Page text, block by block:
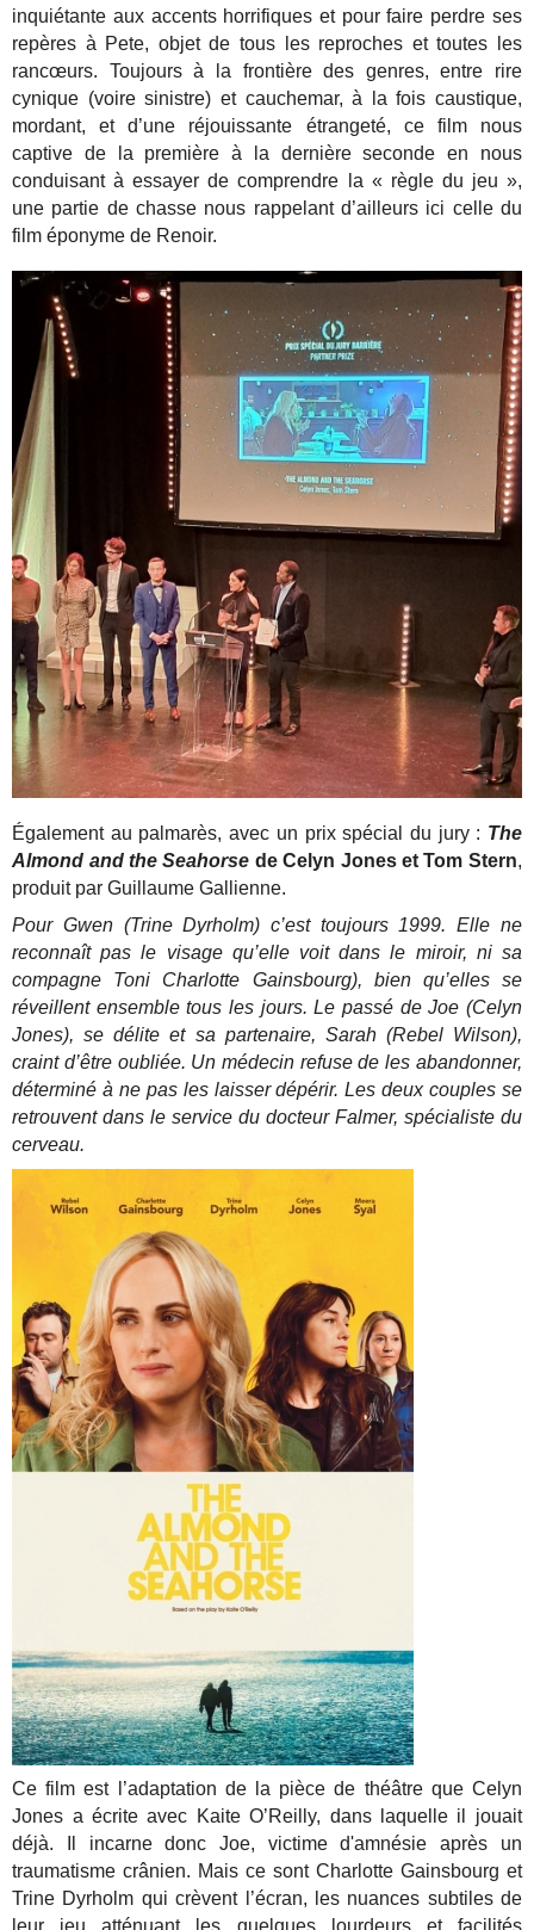
inquiétante aux accents horrifiques et pour faire perdre ses
repères à Pete, objet de tous les reproches et toutes les
rancœurs. Toujours à la frontière des genres, entre rire
cynique (voire sinistre) et cauchemar, à la fois caustique,
mordant, et d’une réjouissante étrangeté, ce film nous
captive de la première à la dernière seconde en nous
conduisant à essayer de comprendre la « règle du jeu »,
une partie de chasse nous rappelant d’ailleurs ici celle du
film éponyme de Renoir.
Également au palmarès, avec un prix spécial du jury : The
Almond and the Seahorse de Celyn Jones et Tom Stern,
produit par Guillaume Gallienne.
Pour Gwen (Trine Dyrholm) c’est toujours 1999. Elle ne
reconnaît pas le visage qu’elle voit dans le miroir, ni sa
compagne Toni Charlotte Gainsbourg), bien qu’elles se
réveillent ensemble tous les jours. Le passé de Joe (Celyn
Jones), se délite et sa partenaire, Sarah (Rebel Wilson),
craint d’être oubliée. Un médecin refuse de les abandonner,
déterminé à ne pas les laisser dépérir. Les deux couples se
retrouvent dans le service du docteur Falmer, spécialiste du
cerveau.
Ce film est l’adaptation de la pièce de théâtre que Celyn
Jones a écrite avec Kaite O’Reilly, dans laquelle il jouait
déjà. Il incarne donc Joe, victime d'amnésie après un
traumatisme crânien. Mais ce sont Charlotte Gainsbourg et
Trine Dyrholm qui crèvent l’écran, les nuances subtiles de
leur jeu atténuant les quelques lourdeurs et facilités